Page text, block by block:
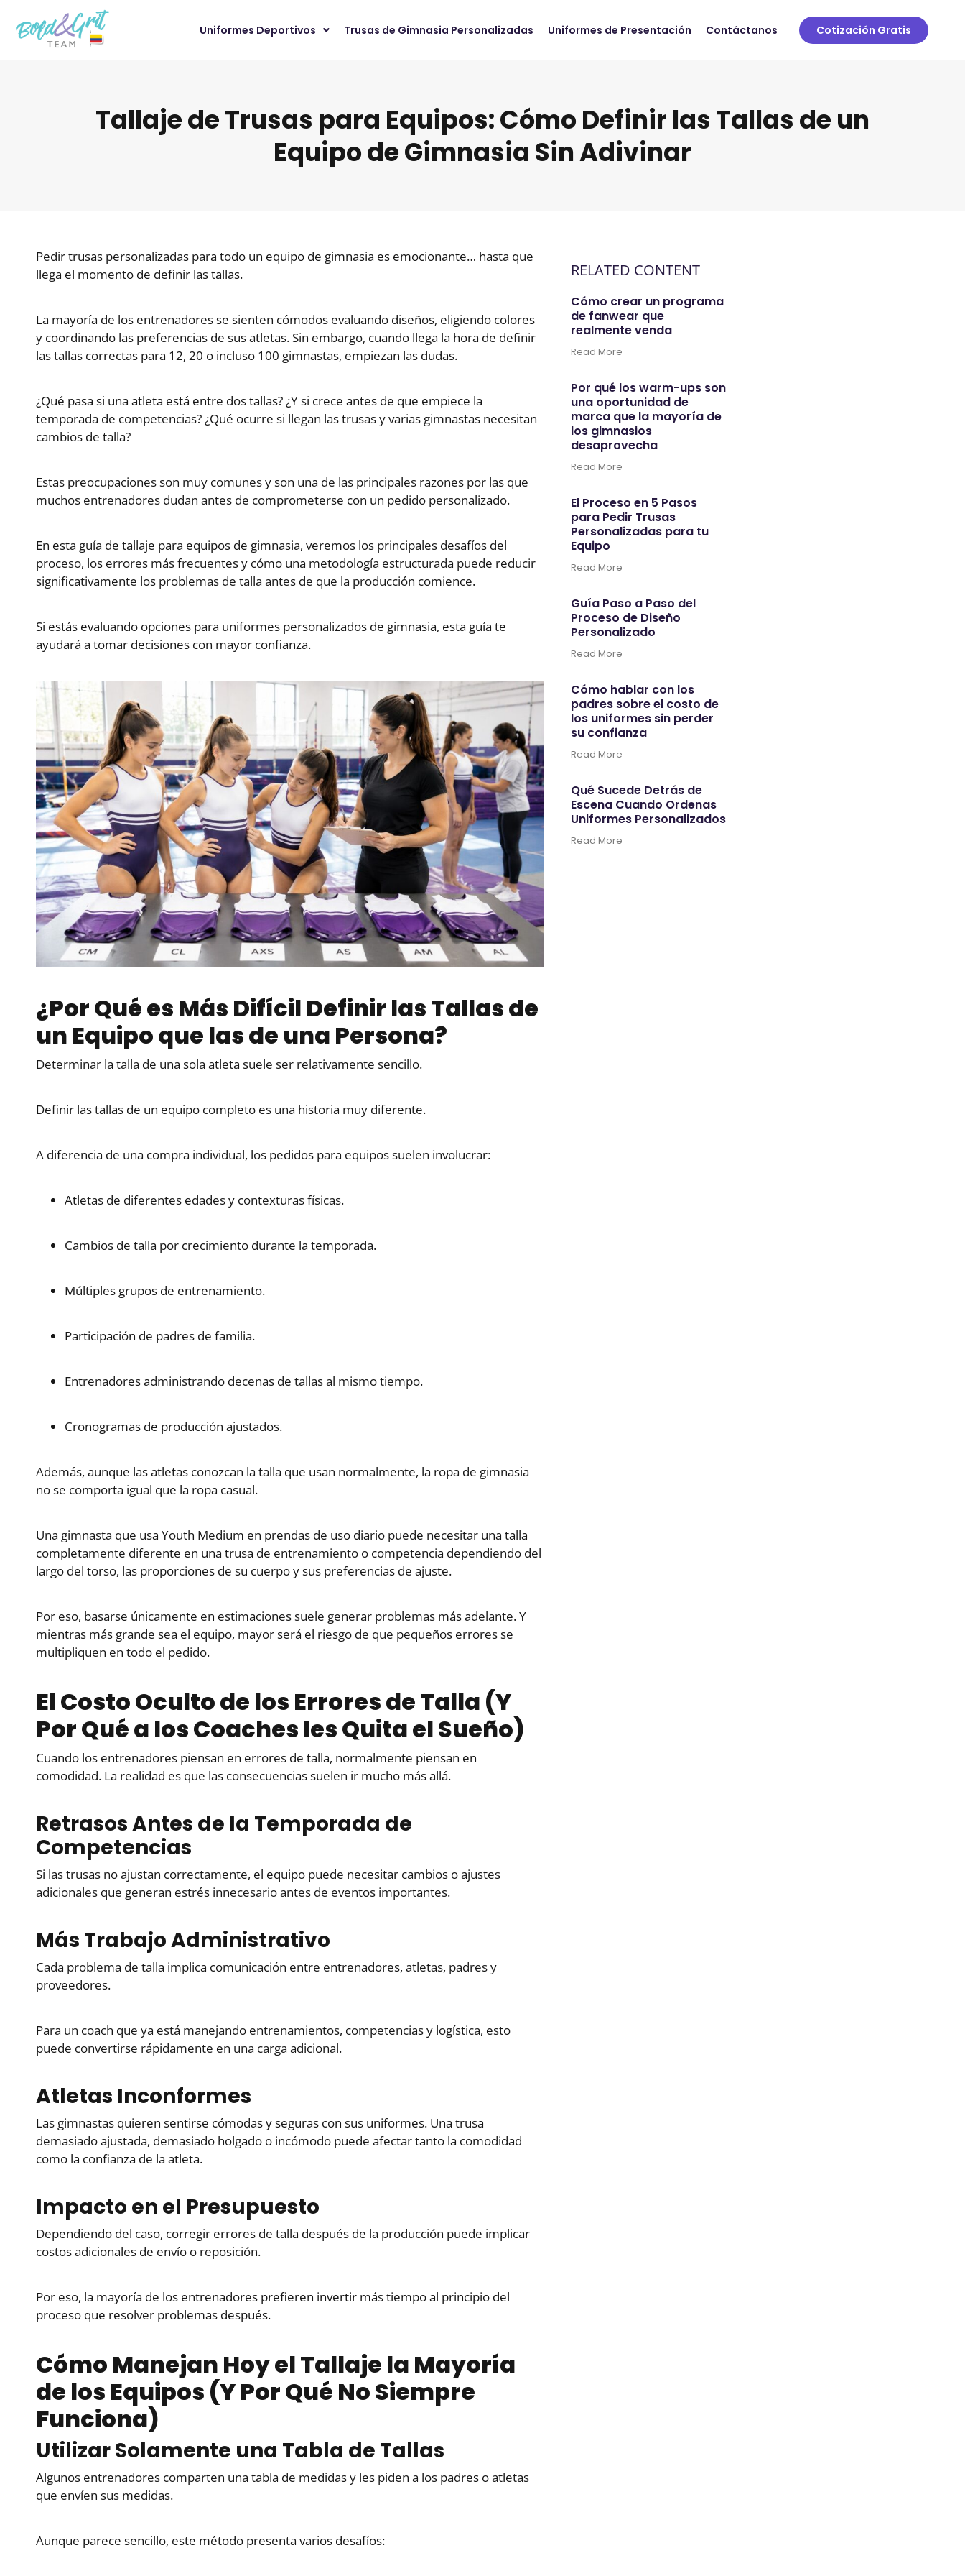
Uniformes Deportivos Trusas de Gimnasia Personalizadas Uniformes de Presentación Contáctanos Cotización Gratis
Tallaje de Trusas para Equipos: Cómo Definir las Tallas de un
Equipo de Gimnasia Sin Adivinar
Pedir trusas personalizadas para todo un equipo de gimnasia es emocionante… hasta que
llega el momento de definir las tallas.
La mayoría de los entrenadores se sienten cómodos evaluando diseños, eligiendo colores
y coordinando las preferencias de sus atletas. Sin embargo, cuando llega la hora de definir
las tallas correctas para 12, 20 o incluso 100 gimnastas, empiezan las dudas.
¿Qué pasa si una atleta está entre dos tallas? ¿Y si crece antes de que empiece la
temporada de competencias? ¿Qué ocurre si llegan las trusas y varias gimnastas necesitan
cambios de talla?
Estas preocupaciones son muy comunes y son una de las principales razones por las que
muchos entrenadores dudan antes de comprometerse con un pedido personalizado.
En esta guía de tallaje para equipos de gimnasia, veremos los principales desafíos del
proceso, los errores más frecuentes y cómo una metodología estructurada puede reducir
significativamente los problemas de talla antes de que la producción comience.
Si estás evaluando opciones para uniformes personalizados de gimnasia, esta guía te
ayudará a tomar decisiones con mayor confianza.
¿Por Qué es Más Difícil Definir las Tallas de
un Equipo que las de una Persona?
Determinar la talla de una sola atleta suele ser relativamente sencillo.
Definir las tallas de un equipo completo es una historia muy diferente.
A diferencia de una compra individual, los pedidos para equipos suelen involucrar:
Atletas de diferentes edades y contexturas físicas.
Cambios de talla por crecimiento durante la temporada.
Múltiples grupos de entrenamiento.
Participación de padres de familia.
Entrenadores administrando decenas de tallas al mismo tiempo.
Cronogramas de producción ajustados.
Además, aunque las atletas conozcan la talla que usan normalmente, la ropa de gimnasia
no se comporta igual que la ropa casual.
Una gimnasta que usa Youth Medium en prendas de uso diario puede necesitar una talla
completamente diferente en una trusa de entrenamiento o competencia dependiendo del
largo del torso, las proporciones de su cuerpo y sus preferencias de ajuste.
Por eso, basarse únicamente en estimaciones suele generar problemas más adelante. Y
mientras más grande sea el equipo, mayor será el riesgo de que pequeños errores se
multipliquen en todo el pedido.
El Costo Oculto de los Errores de Talla (Y
Por Qué a los Coaches les Quita el Sueño)
Cuando los entrenadores piensan en errores de talla, normalmente piensan en
comodidad. La realidad es que las consecuencias suelen ir mucho más allá.
Retrasos Antes de la Temporada de
Competencias
Si las trusas no ajustan correctamente, el equipo puede necesitar cambios o ajustes
adicionales que generan estrés innecesario antes de eventos importantes.
Más Trabajo Administrativo
Cada problema de talla implica comunicación entre entrenadores, atletas, padres y
proveedores.
Para un coach que ya está manejando entrenamientos, competencias y logística, esto
puede convertirse rápidamente en una carga adicional.
Atletas Inconformes
Las gimnastas quieren sentirse cómodas y seguras con sus uniformes. Una trusa
demasiado ajustada, demasiado holgado o incómodo puede afectar tanto la comodidad
como la confianza de la atleta.
Impacto en el Presupuesto
Dependiendo del caso, corregir errores de talla después de la producción puede implicar
costos adicionales de envío o reposición.
Por eso, la mayoría de los entrenadores prefieren invertir más tiempo al principio del
proceso que resolver problemas después.
Cómo Manejan Hoy el Tallaje la Mayoría
de los Equipos (Y Por Qué No Siempre
Funciona)
Utilizar Solamente una Tabla de Tallas
Algunos entrenadores comparten una tabla de medidas y les piden a los padres o atletas
que envíen sus medidas.
Aunque parece sencillo, este método presenta varios desafíos:
RELATED CONTENT
Cómo crear un programa
de fanwear que
realmente venda
Read More
Por qué los warm-ups son
una oportunidad de
marca que la mayoría de
los gimnasios
desaprovecha
Read More
El Proceso en 5 Pasos
para Pedir Trusas
Personalizadas para tu
Equipo
Read More
Guía Paso a Paso del
Proceso de Diseño
Personalizado
Read More
Cómo hablar con los
padres sobre el costo de
los uniformes sin perder
su confianza
Read More
Qué Sucede Detrás de
Escena Cuando Ordenas
Uniformes Personalizados
Read More